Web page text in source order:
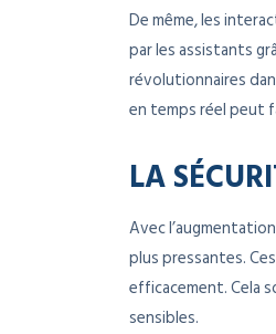
De même, les
par les assistants
révolutionnaires
en temps réel peut
LA
Avec
plus pressantes.
efficacement. Cela
sensibles.